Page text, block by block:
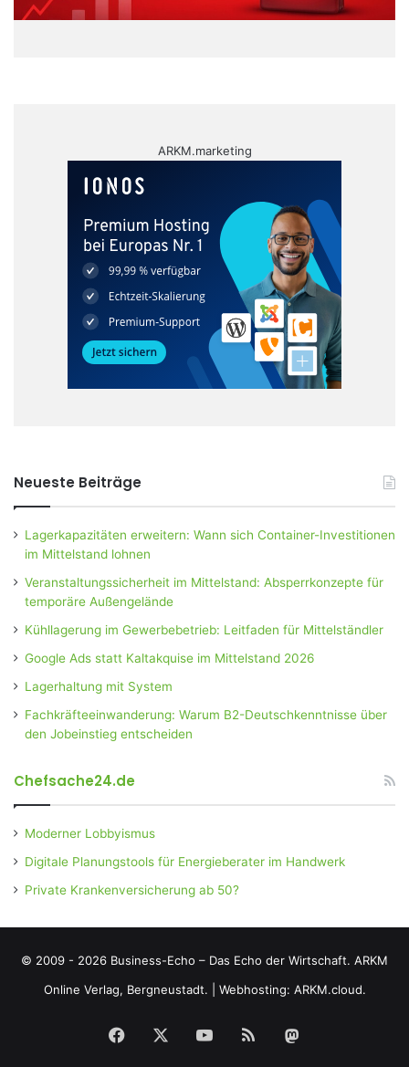
ARKM.marketing
Neueste Beiträge
Lagerkapazitäten erweitern: Wann sich Container-Investitionen
im Mittelstand lohnen
Veranstaltungssicherheit im Mittelstand: Absperrkonzepte für
temporäre Außengelände
Kühllagerung im Gewerbebetrieb: Leitfaden für Mittelständler
Google Ads statt Kaltakquise im Mittelstand 2026
Lagerhaltung mit System
Fachkräfteeinwanderung: Warum B2-Deutschkenntnisse über
den Jobeinstieg entscheiden
Chefsache24.de
Moderner Lobbyismus
Digitale Planungstools für Energieberater im Handwerk
Private Krankenversicherung ab 50?
© 2009 - 2026 Business-Echo – Das Echo der Wirtschaft. ARKM
Online Verlag, Bergneustadt.
Webhosting: ARKM.cloud.
Facebook YouTubeRSS